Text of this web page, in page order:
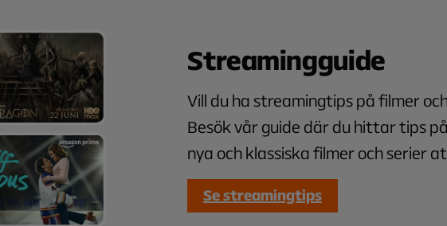
Streamingguide
Vill du ha streamingtips på filmer
Besök vår guide där du hittar tips
nya och klassiska filmer och serier
Se streamingtips